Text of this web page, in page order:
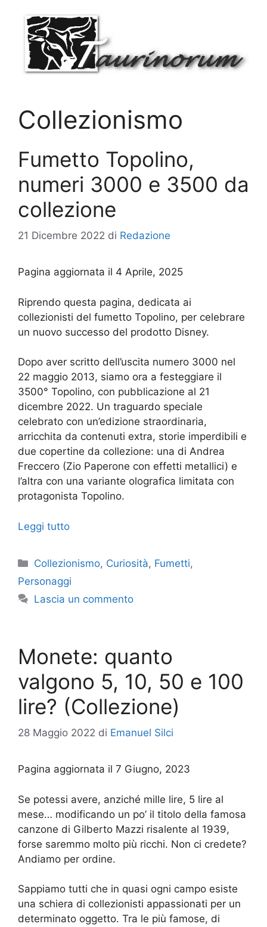
contenuto
Collezionismo
Fumetto Topolino,
numeri 3000 e 3500 da
collezione
21 Dicembre 2022 di Redazione
Pagina aggiornata il 4 Aprile, 2025
Riprendo questa pagina, dedicata ai
collezionisti del fumetto Topolino, per celebrare
un nuovo successo del prodotto Disney.
Dopo aver scritto dell’uscita numero 3000 nel
22 maggio 2013, siamo ora a festeggiare il
3500° Topolino, con pubblicazione al 21
dicembre 2022. Un traguardo speciale
celebrato con un’edizione straordinaria,
arricchita da contenuti extra, storie imperdibili e
due copertine da collezione: una di Andrea
Freccero (Zio Paperone con effetti metallici) e
l’altra con una variante olografica limitata con
protagonista Topolino.
Leggi tutto
Categorie
Collezionismo, Curiosità, Fumetti,
Personaggi
Lascia un commento
Monete: quanto
valgono 5, 10, 50 e 100
lire? (Collezione)
28 Maggio 2022 di Emanuel Silci
Pagina aggiornata il 7 Giugno, 2023
Se potessi avere, anziché mille lire, 5 lire al
mese… modificando un po’ il titolo della famosa
canzone di Gilberto Mazzi risalente al 1939,
forse saremmo molto più ricchi. Non ci credete?
Andiamo per ordine.
Sappiamo tutti che in quasi ogni campo esiste
una schiera di collezionisti appassionati per un
determinato oggetto. Tra le più famose, di